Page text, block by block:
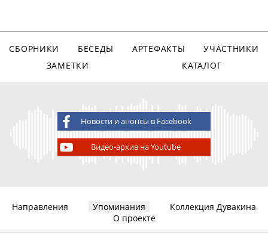
СБОРНИКИ БЕСЕДЫ АРТЕФАКТЫ
УЧАСТНИКИ
ЗАМЕТКИ
КАТАЛОГ
Новости и анонсы в Facebook
Видео-архив на Youtube
Направления Упоминания
Коллекция Дувакина
О проекте